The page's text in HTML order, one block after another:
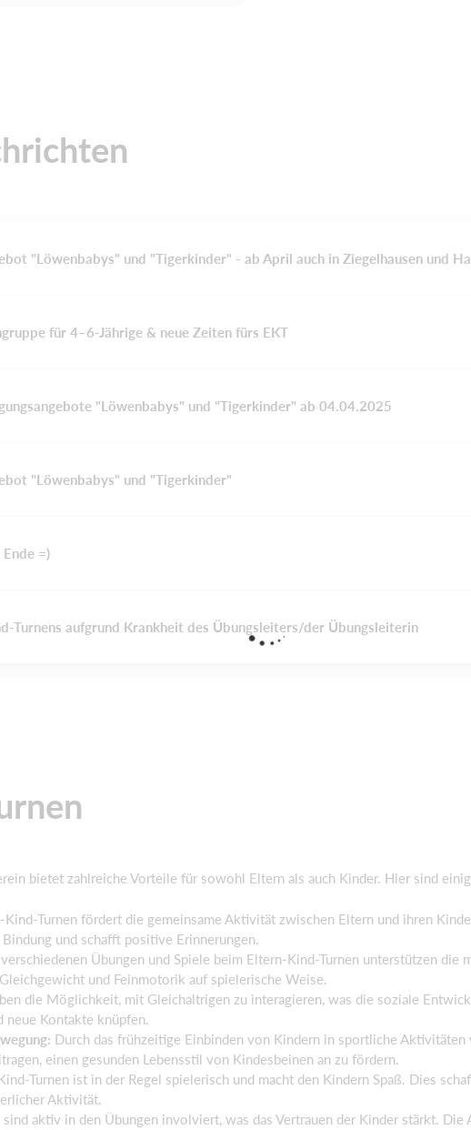
"Löwenbabys" und "Tigerkinder" - ab April auch in Ziegelhausen und
für 4–6-Jährige & neue Zeiten fürs EKT
"Löwenbabys" und "Tigerkinder" ab 04.04.2025
"Löwenbabys" und "Tigerkinder"
=)
Turnens aufgrund Krankheit des Übungsleiters/der Übungsleiterin
bietet zahlreiche Vorteile für sowohl Eltern als auch Kinder. Hier sind
Kind-Turnen fördert die gemeinsame Aktivität zwischen Eltern und ihren
und schafft positive Erinnerungen.
Übungen und Spiele beim Eltern-Kind-Turnen unterstützen die
und Feinmotorik auf spielerische Weise.
die Möglichkeit, mit Gleichaltrigen zu interagieren, was die soziale
neue Kontakte knüpfen.
Durch das frühzeitige Einbinden von Kindern in sportliche
einen gesunden Lebensstil von Kindesbeinen an zu fördern.
Turnen ist in der Regel spielerisch und macht den Kindern Spaß. Dies
Aktivität.
aktiv in den Übungen involviert, was das Vertrauen der Kinder stärkt.